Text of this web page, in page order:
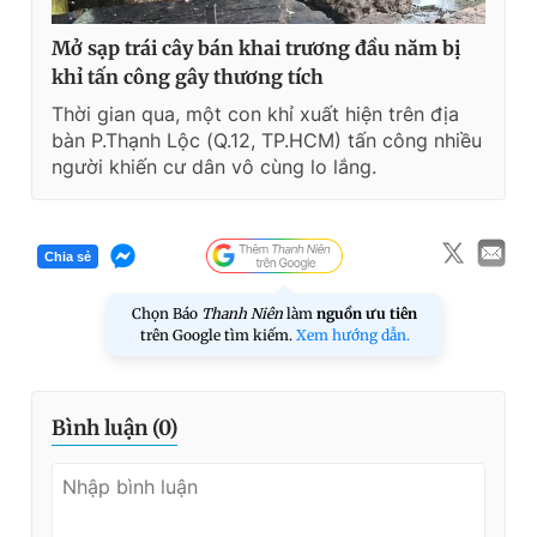
Mở sạp trái cây bán khai trương đầu năm bị
khỉ tấn công gây thương tích
Thời gian qua, một con khỉ xuất hiện trên địa
bàn P.Thạnh Lộc (Q.12, TP.HCM) tấn công nhiều
người khiến cư dân vô cùng lo lắng.
Chia sẻ
Chọn Báo Thanh Niên làm nguồn ưu tiên
trên Google tìm kiếm. Xem hướng dẫn.
Bình luận (0)